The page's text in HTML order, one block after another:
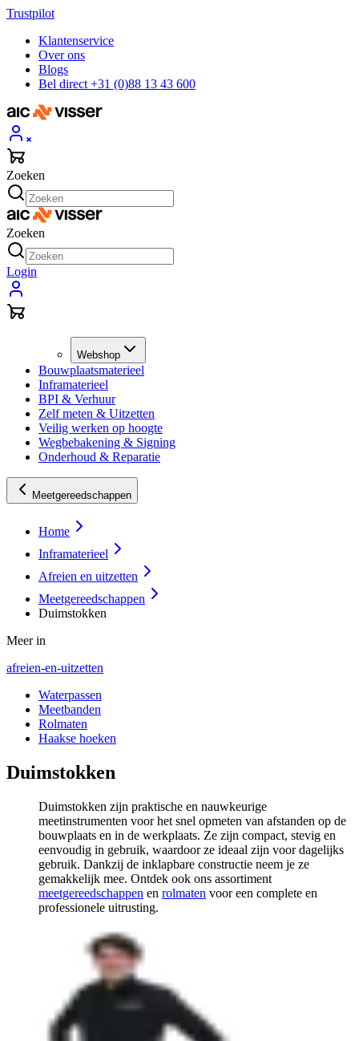
Trustpilot
Klantenservice
Over ons
Blogs
Bel direct +31 (0)88 13 43 600
Zoeken
Zoeken
Login
Webshop
Bouwplaatsmaterieel
Inframaterieel
BPI & Verhuur
Zelf meten & Uitzetten
Veilig werken op hoogte
Wegbebakening & Signing
Onderhoud & Reparatie
Meetgereedschappen
Home
Inframaterieel
Afreien en uitzetten
Meetgereedschappen
Duimstokken
Meer in
afreien-en-uitzetten
Waterpassen
Meetbanden
Rolmaten
Haakse hoeken
Duimstokken
Duimstokken zijn praktische en nauwkeurige
meetinstrumenten voor het snel opmeten van afstanden op de
bouwplaats en in de werkplaats. Ze zijn compact, stevig en
eenvoudig in gebruik, waardoor ze ideaal zijn voor dagelijks
gebruik. Dankzij de inklapbare constructie neem je ze
gemakkelijk mee. Ontdek ook ons assortiment
meetgereedschappen en rolmaten voor een complete en
professionele uitrusting.